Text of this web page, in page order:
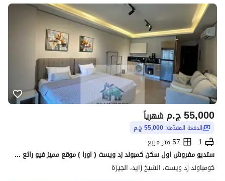
ج.م55,000 شهرياً
الدفعة المقدّمة: 55,000 ج.م
1
57 متر مربع
ستديو مفروش اول سكن كمبوند زد ويست ( اورا ) موقع مميز فيو رائع من المالك مباشرة فرش مودرن و حديث Furnished studio apartment, first occupancy, in Zed W
كومباوند زد ويست، الشيخ زايد، الجيزة